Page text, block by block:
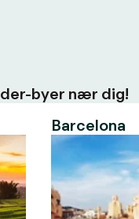
byer nær dig!
Barcelona